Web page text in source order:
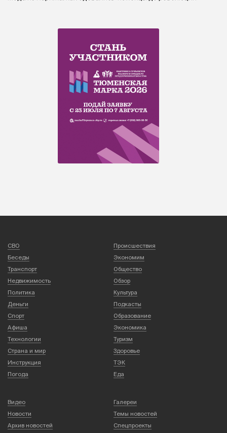
СВО
Происшествия
Беседы
Экономим
Транспорт
Общество
Недвижимость
Обзор
Политика
Культура
Деньги
Подкасты
Спорт
Образование
Афиша
Экономика
Технологии
Туризм
Страна и мир
Здоровье
Инструкция
ТЭК
Погода
Еда
Видео
Галереи
Новости
Темы новостей
Архив новостей
Спецпроекты